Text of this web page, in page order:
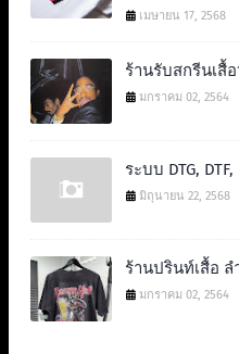
เมษายน 17, 2568
ร้านรับสกรีนเสื้
มกราคม 02, 2564
ระบบ DTG,
มิถุนายน 22, 2568
ร้านปรินท์เสื้อ ล
มกราคม 02, 2564